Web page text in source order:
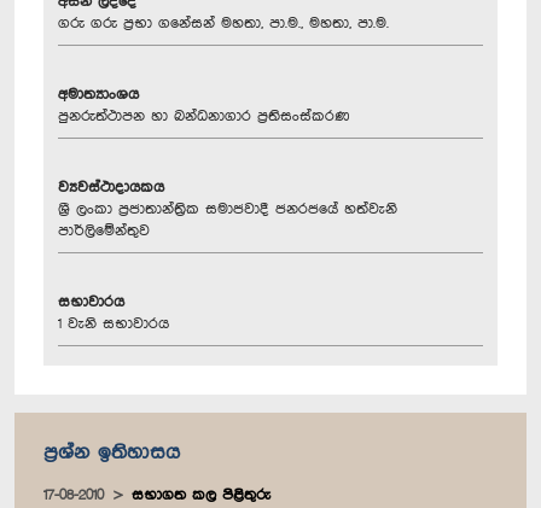
ගරු ගරු ප්‍රභා ගනේසන් මහතා, පා.ම., මහතා, පා.ම.
අමාත්‍යාංශය
පුනරුත්ථාපන හා බන්ධනාගාර ප්‍රතිසංස්කරණ
ව්‍යවස්ථාදායකය
ශ්‍රී ලංකා ප්‍රජාතාන්ත්‍රික සමාජවාදී ජනරජයේ හත්වැනි
පාර්ලිමේන්තුව
සභාවාරය
1 වැනි සභාවාරය
ප්‍රශ්න ඉතිහාසය
17-08-2010 සභාගත කල පිළිතුරු